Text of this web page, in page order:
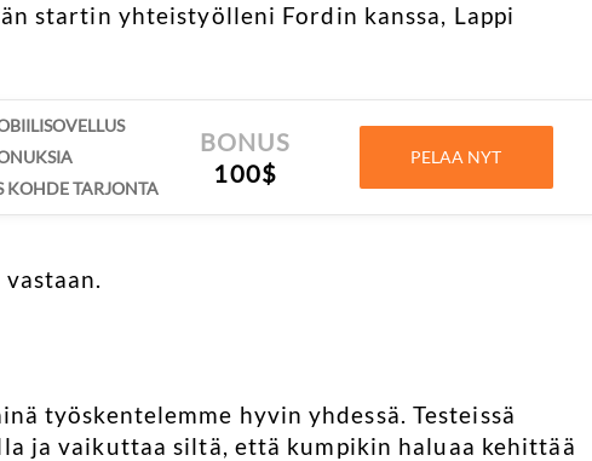
startin yhteistyölleni Fordin kanssa, Lappi
KOHDE TARJONTA
BONUS
100$
PELAA NYT
työskentelemme hyvin yhdessä. Testeissä
ja vaikuttaa siltä, että kumpikin haluaa kehittää